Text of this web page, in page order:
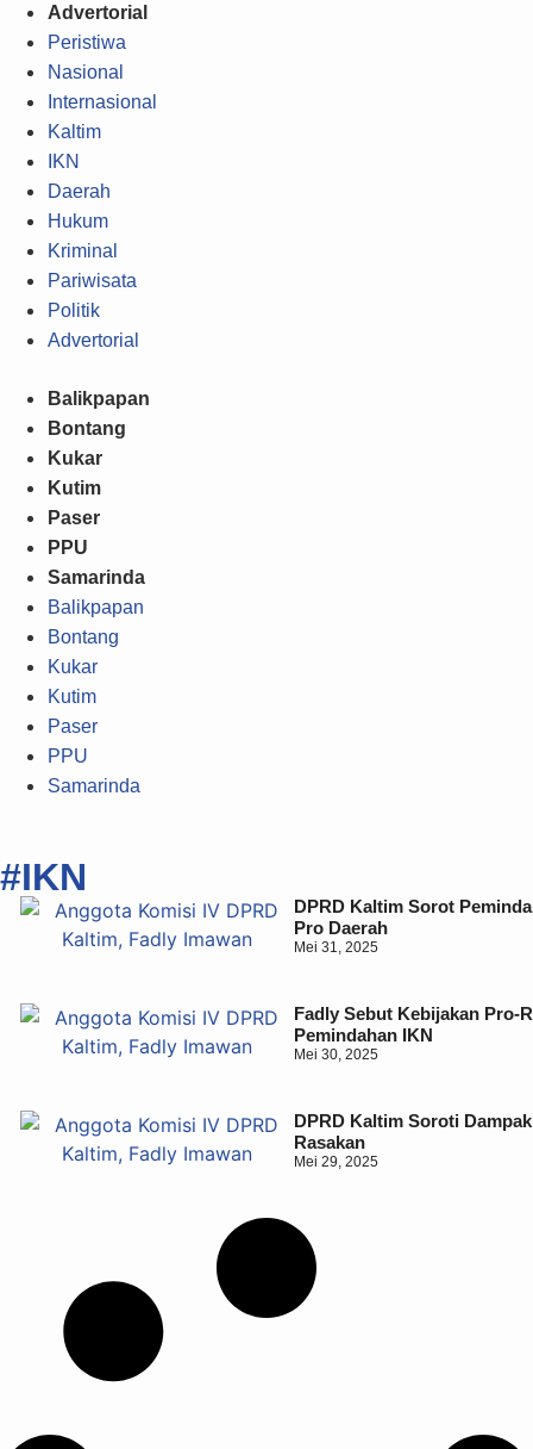
Advertorial
Peristiwa
Nasional
Internasional
Kaltim
IKN
Daerah
Hukum
Kriminal
Pariwisata
Politik
Advertorial
Balikpapan
Bontang
Kukar
Kutim
Paser
PPU
Samarinda
Balikpapan
Bontang
Kukar
Kutim
Paser
PPU
Samarinda
#IKN
DPRD Kaltim Sorot
Pro Daerah
Mei 31, 2025
Fadly Sebut Kebijakan Pro-
Pemindahan IKN
Mei 30, 2025
DPRD Kaltim Soroti
Rasakan
Mei 29, 2025